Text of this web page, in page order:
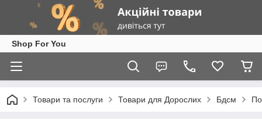
Shop For You
Товари та послуги Товари для Дорослих Бдсм